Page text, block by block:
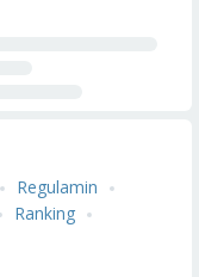
Regulamin
Ranking